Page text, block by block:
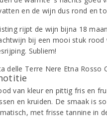
en de wijn dus rond en
rijpt de wijn bijna 18
bij een mooi stuk rood
Subliem!
van kleur en pittig fris en
en kruiden. De smaak is
met frisse tannine in